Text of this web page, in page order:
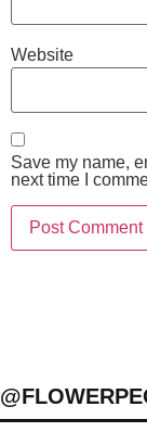
Website
Save my name,
next time I